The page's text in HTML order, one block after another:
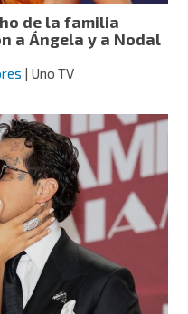
de la familia
a Ángela y a Nodal
| Uno TV